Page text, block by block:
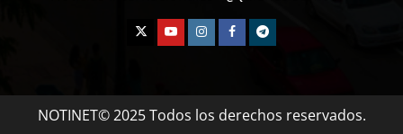
NOTINET© 2025 Todos los derechos reservados.